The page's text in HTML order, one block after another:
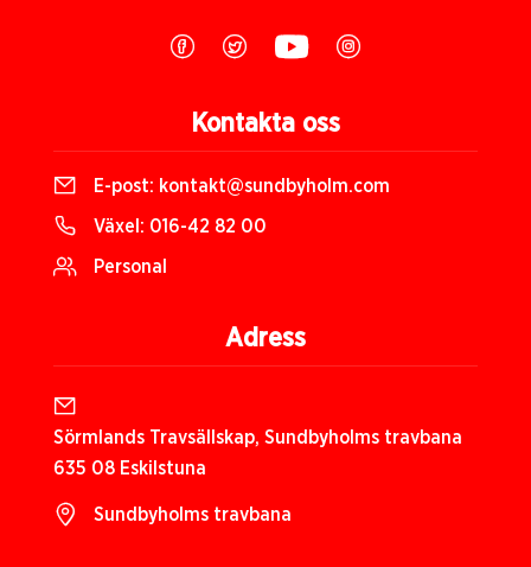
Kontakta oss
E-post: kontakt@sundbyholm.com
Växel: 016-42 82 00
Personal
Adress
Sörmlands Travsällskap, Sundbyholms travbana
635 08 Eskilstuna
Sundbyholms travbana